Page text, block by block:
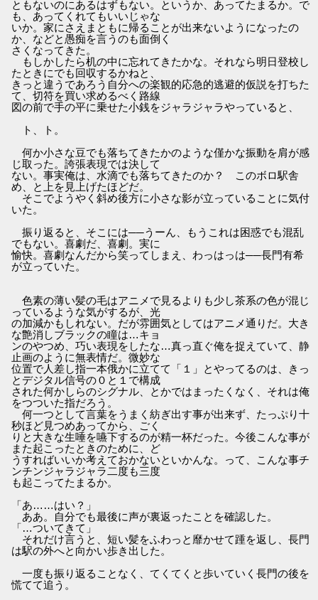
ともないのにあるはずもない。というか、あってたまるか。で
も、あってくれてもいいじゃな
いか。家にさえまともに帰ることが出来ないようになったの
か、などと愚痴を言うのも面倒く
さくなってきた。
もしかしたら机の中に忘れてきたかな。それなら明日登校し
たときにでも回収するかねと、
きっと違うであろう自分への楽観的応急的逃避的仮説を打ちた
て、切符を買い求めるべく路線
図の前で手の平に乗せた小銭をジャラジャラやっていると、
ト、ト。
何か小さな豆でも落ちてきたかのような僅かな振動を肩が感
じ取った。誇張表現では決して
ない。事実俺は、水滴でも落ちてきたのか？ このボロ駅舎
め、と上を見上げたほどだ。
そこでようやく斜め後方に小さな影が立っていることに気付
いた。
振り返ると、そこには──うーん、もうこれは困惑でも混乱
でもない。喜劇だ、喜劇。実に
愉快。喜劇なんだから笑ってしまえ、わっはっは──長門有希
が立っていた。
色素の薄い髪の毛はアニメで見るよりも少し茶系の色が混じ
っているような気がするが、光
の加減かもしれない。だが雰囲気としてはアニメ通りだ。大き
な艶消しブラックの瞳は…キョ
ンのやつめ、巧い表現をしたな…真っ直ぐ俺を捉えていて、静
止画のように無表情だ。微妙な
位置で人差し指一本俄かに立てて「１」とやってるのは、きっ
とデジタル信号の０と１で構成
された何かしらのシグナル、とかではまったくなく、それは俺
をつついた指だろう。
何一つとして言葉をうまく紡ぎ出す事が出来ず、たっぷり十
秒ほど見つめあってから、ごく
りと大きな生唾を嚥下するのが精一杯だった。今後こんな事が
また起こったときのために、ど
うすればいいか考えておかないといかんな。って、こんな事チ
ンチンジャラジャラ二度も三度
も起こってたまるか。
「あ……はい？」
ああ。自分でも最後に声が裏返ったことを確認した。
「…ついてきて」
それだけ言うと、短い髪をふわっと靡かせて踵を返し、長門
は駅の外へと向かい歩き出した。
一度も振り返ることなく、てくてくと歩いていく長門の後を
慌てて追う。